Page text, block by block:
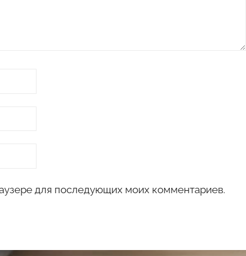
для последующих моих комментариев.